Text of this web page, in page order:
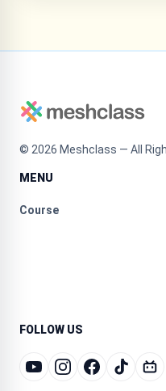
© 2026 Meshclass — All
MENU
Course
FOLLOW US